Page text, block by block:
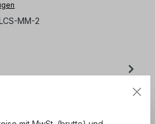
MM-2
beige für 2mm Kabel